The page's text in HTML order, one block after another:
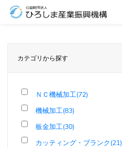
カテゴリから探す
ＮＣ機械加工(72)
機械加工(83)
板金加工(30)
カッティング・ブランク(21)